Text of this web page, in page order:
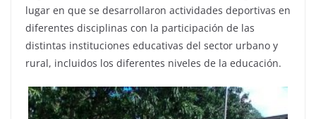
lugar en que se desarrollaron actividades deportivas en
diferentes disciplinas con la participación de las
distintas instituciones educativas del sector urbano y
rural, incluidos los diferentes niveles de la educación.